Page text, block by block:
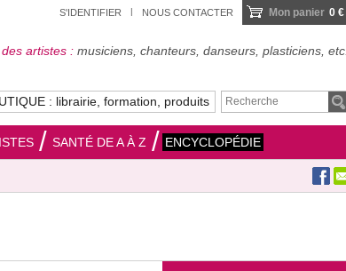
S'IDENTIFIER NOUS CONTACTER Mon panier 0 €
artistes : musiciens, chanteurs, danseurs, plasticiens, etc.
: librairie, formation, produits
SANTÉ DE A À Z ENCYCLOPÉDIE